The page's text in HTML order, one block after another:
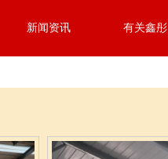
新闻资讯 有关鑫彤